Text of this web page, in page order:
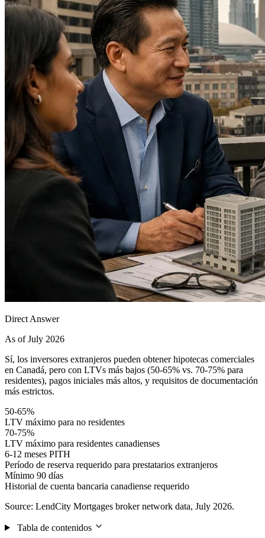
Direct Answer
As of July 2026
Sí, los inversores extranjeros pueden obtener hipotecas comerciales
en Canadá, pero con LTVs más bajos (50-65% vs. 70-75% para
residentes), pagos iniciales más altos, y requisitos de documentación
más estrictos.
50-65%
LTV máximo para no residentes
70-75%
LTV máximo para residentes canadienses
6-12 meses PITH
Período de reserva requerido para prestatarios extranjeros
Mínimo 90 días
Historial de cuenta bancaria canadiense requerido
Source: LendCity Mortgages broker network data, July 2026.
Tabla de contenidos